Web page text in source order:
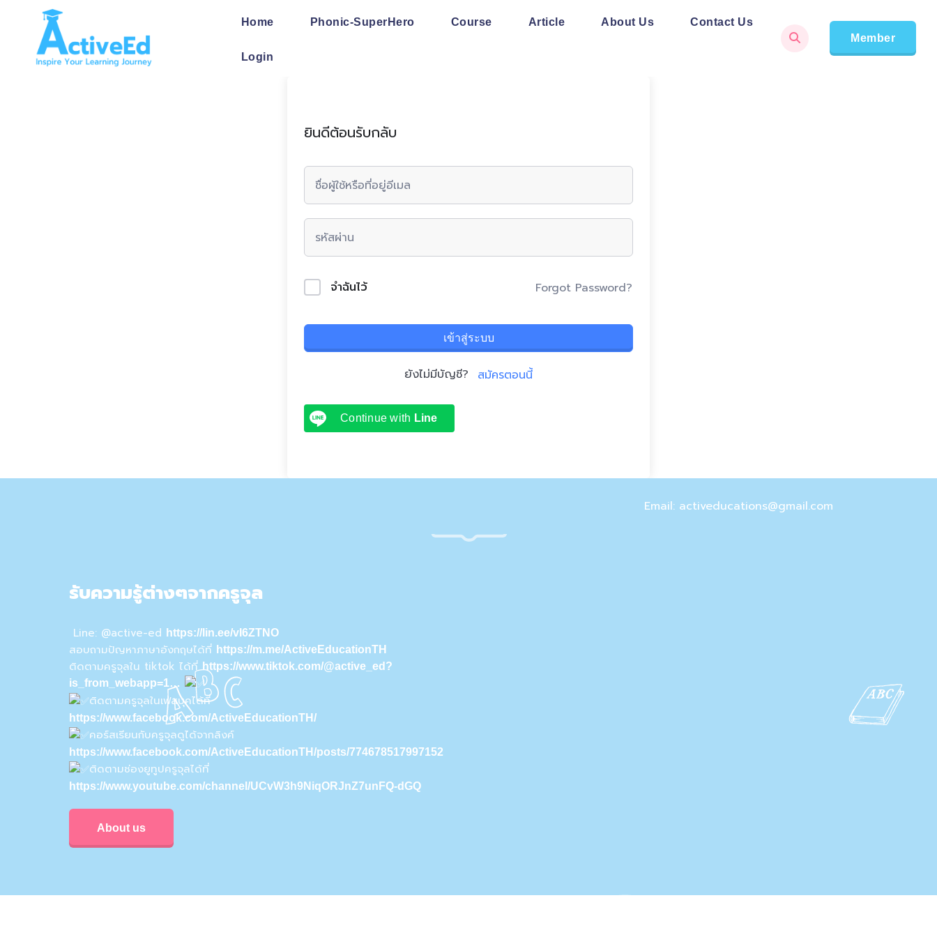
content
Home Phonic-SuperHero Course Article About Us Contact Us
Login
Member
ยินดีต้อนรับกลับ
จำฉันไว้ Forgot Password?
เข้าสู่ระบบ
ยังไม่มีบัญชี? สมัครตอนนี้
Continue with Line
Email: activeducations@gmail.com
รับความรู้ต่างๆจากครูจุล
Line: @active-ed https://lin.ee/vI6ZTNO
สอบถามปัญหาภาษาอังกฤษได้ที่ https://m.me/ActiveEducationTH
ติดตามครูจุลใน tiktok ได้ที่https://www.tiktok.com/@active_ed?
is_from_webapp=1…
ติดตามครูจุลในเฟสบุคได้ที่
https://www.facebook.com/ActiveEducationTH/
คอร์สเรียนกับครูจุลดูได้จากลิงค์
https://www.facebook.com/ActiveEducationTH/posts/774678517997152
ติดตามช่องยูทูปครูจุลได้ที่
https://www.youtube.com/channel/UCvW3h9NiqORJnZ7unFQ-dGQ
About us